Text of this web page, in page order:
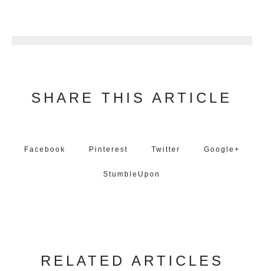
SHARE THIS ARTICLE
Facebook Pinterest Twitter Google+
StumbleUpon
RELATED ARTICLES